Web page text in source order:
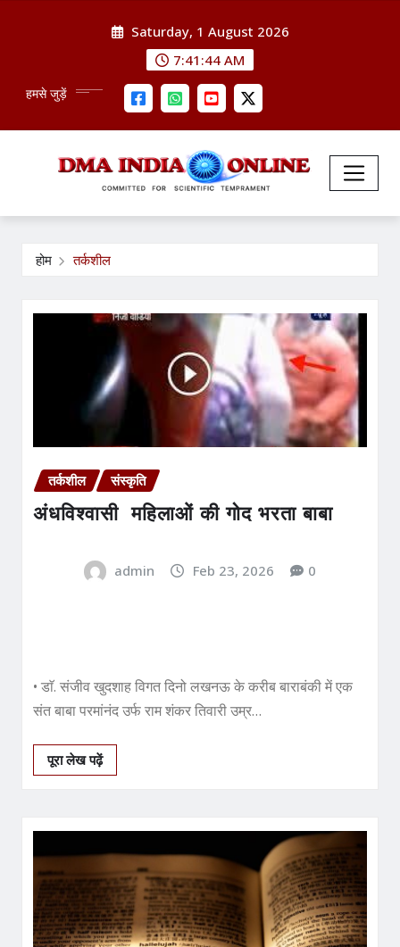
Saturday, 1 August 2026
7:41:45 AM
हमसे जुड़ें
होम तर्कशील
तर्कशील संस्कृति
अंधविश्वासी महिलाओं की गोद भरता बाबा
admin Feb 23, 2026 0
• डाॅ. संजीव खुदशाह विगत दिनो लखनऊ के करीब बाराबंकी में एक
संत बाबा परमांनंद उर्फ राम शंकर तिवारी उम्र…
पूरा लेख पढ़ें